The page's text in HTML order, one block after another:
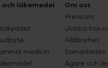
läkemedel
medicin
Om oss
Pressrum
Jobba hos
Hållbarhet
Samarbeten
Ägare och